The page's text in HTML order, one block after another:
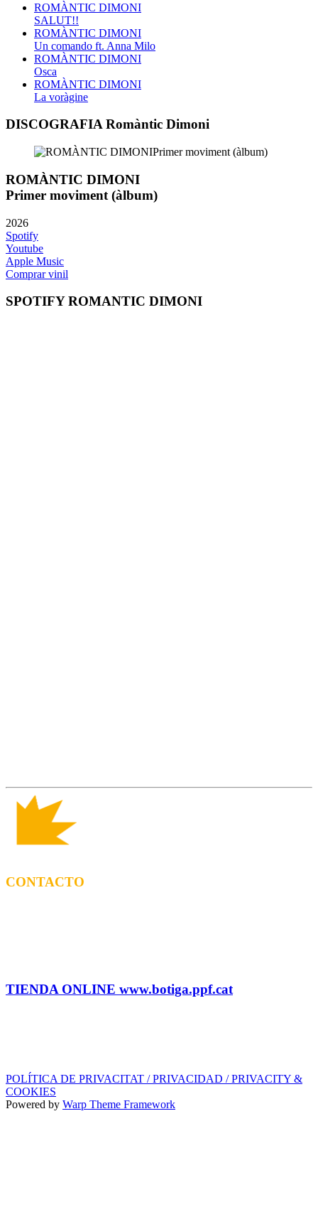
ROMÀNTIC DIMONI
SALUT!!
ROMÀNTIC DIMONI
Un comando ft. Anna Milo
ROMÀNTIC DIMONI
Osca
ROMÀNTIC DIMONI
La voràgine
DISCOGRAFIA Romàntic Dimoni
ROMÀNTIC DIMONI
Primer moviment (àlbum)
2026
Spotify
Youtube
Apple Music
Comprar vinil
SPOTIFY ROMANTIC DIMONI
CONTACTO
TIENDA ONLINE www.botiga.ppf.cat
POLÍTICA DE PRIVACITAT / PRIVACIDAD / PRIVACITY &
COOKIES
Powered by Warp Theme Framework